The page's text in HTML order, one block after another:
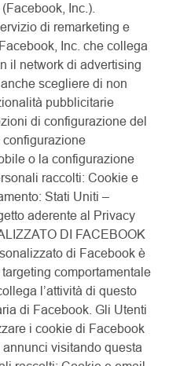
Inc.).
di remarketing e
Inc. che collega
il network di advertising
scegliere di non
pubblicitarie
di configurazione del
o la configurazione
raccolti: Cookie e
Stati Uniti –
aderente al Privacy
DI FACEBOOK
di Facebook è
comportamentale
l’attività di questo
di Facebook. Gli Utenti
i cookie di Facebook
visitando questa